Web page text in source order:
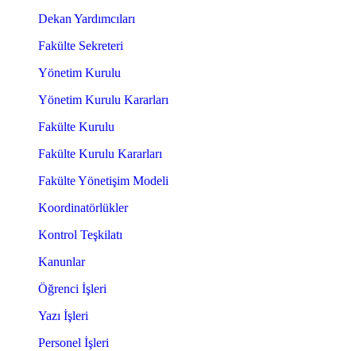
Dekan Yardımcıları
Fakülte Sekreteri
Yönetim Kurulu
Yönetim Kurulu Kararları
Fakülte Kurulu
Fakülte Kurulu Kararları
Fakülte Yönetişim Modeli
Koordinatörlükler
Kontrol Teşkilatı
Kanunlar
Öğrenci İşleri
Yazı İşleri
Personel İşleri